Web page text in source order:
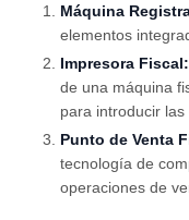
Máquina
elementos
Impresora Fiscal:
de una máquina
para introducir las
Punto de Venta
tecnología de
operaciones de